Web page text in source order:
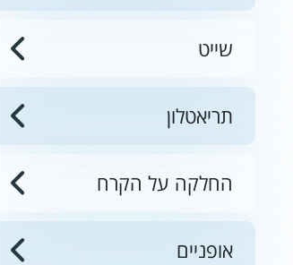
שייט
תריאטלון
החלקה על הקרח
אופניים